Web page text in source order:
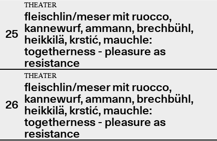
25
THEATER
fleischlin/meser mit ruocco,
kannewurf, ammann, brechbühl,
heikkilä, krstić, mauchle:
togetherness - pleasure as
resistance
26
THEATER
fleischlin/meser mit ruocco,
kannewurf, ammann, brechbühl,
heikkilä, krstić, mauchle:
togetherness - pleasure as
resistance